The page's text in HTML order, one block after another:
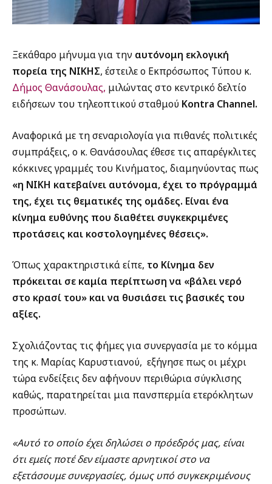
Ξεκάθαρο μήνυμα για την αυτόνομη εκλογική
πορεία της ΝΙΚΗΣ, έστειλε ο Εκπρόσωπος Τύπου κ.
Δήμος Θανάσουλας, μιλώντας στο κεντρικό δελτίο
ειδήσεων του τηλεοπτικού σταθμού Kontra Channel.
Αναφορικά με τη σεναριολογία για πιθανές πολιτικές
συμπράξεις, ο κ. Θανάσουλας έθεσε τις απαρέγκλιτες
κόκκινες γραμμές του Κινήματος, διαμηνύοντας πως
«η ΝΙΚΗ κατεβαίνει αυτόνομα, έχει το πρόγραμμά
της, έχει τις θεματικές της ομάδες. Είναι ένα
κίνημα ευθύνης που διαθέτει συγκεκριμένες
προτάσεις και κοστολογημένες θέσεις».
Όπως χαρακτηριστικά είπε, το Κίνημα δεν
πρόκειται σε καμία περίπτωση να «βάλει νερό
στο κρασί του» και να θυσιάσει τις βασικές του
αξίες.
Σχολιάζοντας τις φήμες για συνεργασία με το κόμμα
της κ. Μαρίας Καρυστιανού, εξήγησε πως οι μέχρι
τώρα ενδείξεις δεν αφήνουν περιθώρια σύγκλισης
καθώς, παρατηρείται μια πανσπερμία ετερόκλητων
προσώπων.
«Αυτό το οποίο έχει δηλώσει ο πρόεδρός μας, είναι
ότι εμείς ποτέ δεν είμαστε αρνητικοί στο να
εξετάσουμε συνεργασίες, όμως υπό συγκεκριμένους